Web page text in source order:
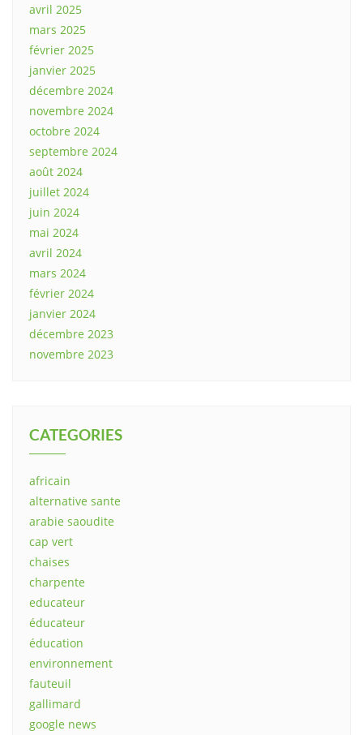
avril 2025
mars 2025
février 2025
janvier 2025
décembre 2024
novembre 2024
octobre 2024
septembre 2024
août 2024
juillet 2024
juin 2024
mai 2024
avril 2024
mars 2024
février 2024
janvier 2024
décembre 2023
novembre 2023
CATEGORIES
africain
alternative sante
arabie saoudite
cap vert
chaises
charpente
educateur
éducateur
éducation
environnement
fauteuil
gallimard
google news